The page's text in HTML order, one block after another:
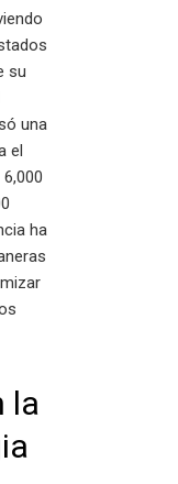
su
una
el
ha
la